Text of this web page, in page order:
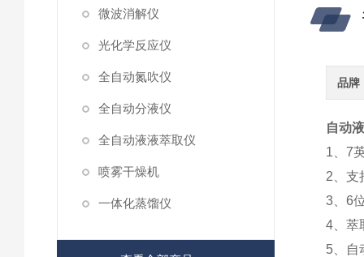
微波消解仪
光化学反应仪
全自动氮吹仪
全自动分液仪
全自动液液萃取仪
喷雾干燥机
一体化蒸馏仪
品牌
自动
1、7
2、支
3、6
4、萃
5、自